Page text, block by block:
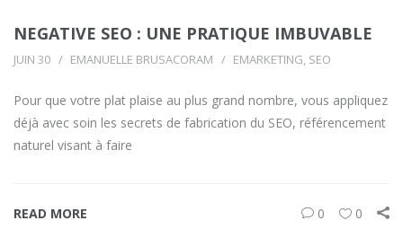
NEGATIVE SEO : UNE PRATIQUE IMBUVABLE
JUIN 30 EMANUELLE BRUSACORAM EMARKETING, SEO
Pour que votre plat plaise au plus grand nombre, vous appliquez
déjà avec soin les secrets de fabrication du SEO, référencement
naturel visant à faire
READ MORE 0 0